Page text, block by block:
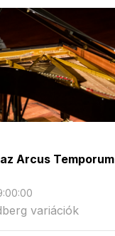
op. 20
Arcus Temporum
variációk